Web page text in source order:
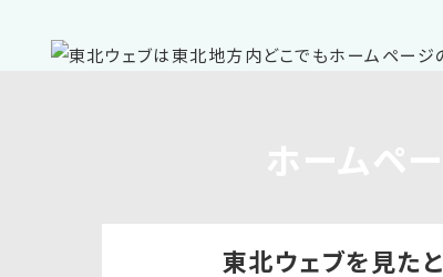
東北ウェブを見たと